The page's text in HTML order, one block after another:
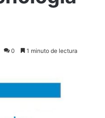
0 1 minuto de lectura